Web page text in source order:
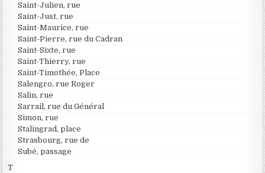
Saint-Julien, rue
Saint-Just, rue
Saint-Maurice, rue
Saint-Pierre, rue du Cadran
Saint-Sixte, rue
Saint-Thierry, rue
Saint-Timothée, Place
Salengro, rue Roger
Salin, rue
Sarrail, rue du Général
Simon, rue
Stalingrad, place
Strasbourg, rue de
Subé, passage
T